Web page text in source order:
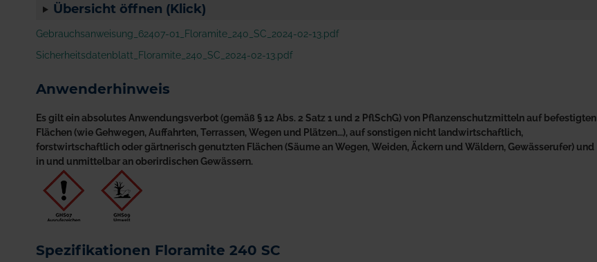
Übersicht öffnen (Klick)
Gebrauchsanweisung_62407-01_Floramite_240_SC_2024-02-13.pdf
Sicherheitsdatenblatt_Floramite_240_SC_2024-02-13.pdf
Anwenderhinweis
Es gilt ein absolutes Anwendungsverbot (gemäß § 12 Abs. 2 Satz 1 und 2 PflSchG) von Pflanzenschutzmitteln auf befestigten
Flächen (wie Gehwegen, Auffahrten, Terrassen, Wegen und Plätzen…), auf sonstigen nicht landwirtschaftlich,
forstwirtschaftlich oder gärtnerisch genutzten Flächen (Säume an Wegen, Weiden, Äckern und Wäldern, Gewässerufer) und
in und unmittelbar an oberirdischen Gewässern.
Spezifikationen Floramite 240 SC